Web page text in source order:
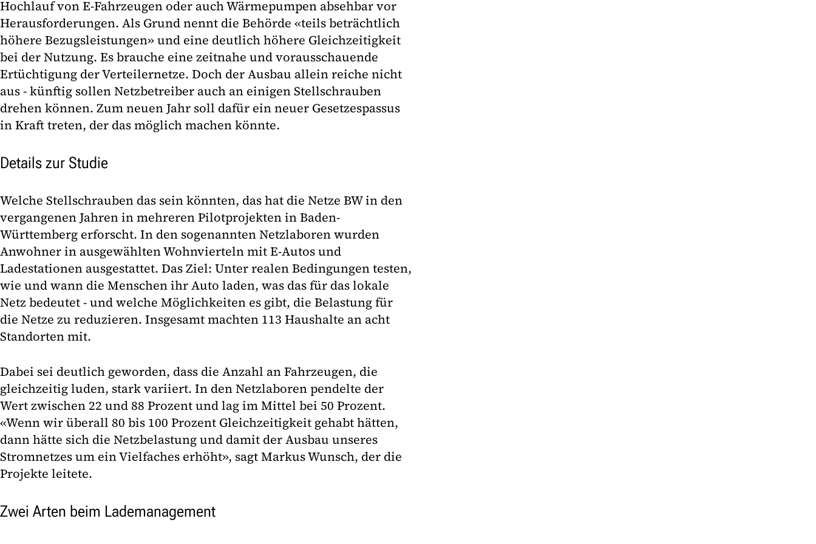
Hochlauf von E-Fahrzeugen oder auch Wärmepumpen absehbar vor
Herausforderungen. Als Grund nennt die Behörde «teils beträchtlich
höhere Bezugsleistungen» und eine deutlich höhere Gleichzeitigkeit
bei der Nutzung. Es brauche eine zeitnahe und vorausschauende
Ertüchtigung der Verteilernetze. Doch der Ausbau allein reiche nicht
aus - künftig sollen Netzbetreiber auch an einigen Stellschrauben
drehen können. Zum neuen Jahr soll dafür ein neuer Gesetzespassus
in Kraft treten, der das möglich machen könnte.
Details zur Studie
Welche Stellschrauben das sein könnten, das hat die Netze BW in den
vergangenen Jahren in mehreren Pilotprojekten in Baden-
Württemberg erforscht. In den sogenannten Netzlaboren wurden
Anwohner in ausgewählten Wohnvierteln mit E-Autos und
Ladestationen ausgestattet. Das Ziel: Unter realen Bedingungen testen,
wie und wann die Menschen ihr Auto laden, was das für das lokale
Netz bedeutet - und welche Möglichkeiten es gibt, die Belastung für
die Netze zu reduzieren. Insgesamt machten 113 Haushalte an acht
Standorten mit.
Dabei sei deutlich geworden, dass die Anzahl an Fahrzeugen, die
gleichzeitig luden, stark variiert. In den Netzlaboren pendelte der
Wert zwischen 22 und 88 Prozent und lag im Mittel bei 50 Prozent.
«Wenn wir überall 80 bis 100 Prozent Gleichzeitigkeit gehabt hätten,
dann hätte sich die Netzbelastung und damit der Ausbau unseres
Stromnetzes um ein Vielfaches erhöht», sagt Markus Wunsch, der die
Projekte leitete.
Zwei Arten beim Lademanagement